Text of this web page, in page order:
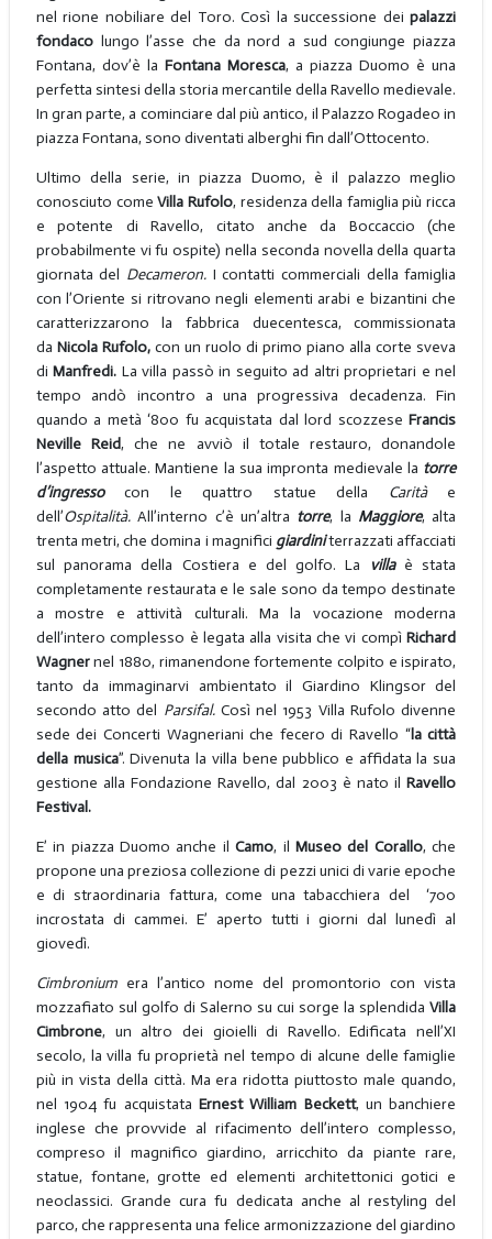
nel rione nobiliare del Toro. Così la successione deipalazzi
fondacolungo l’asse che da nord a sud congiunge piazza
Fontana, dov’è la Fontana Moresca, a piazza Duomo è una
perfetta sintesi della storia mercantile della Ravello medievale.
In gran parte, a cominciare dal più antico, il Palazzo Rogadeo in
piazza Fontana, sono diventati alberghi fin dall’Ottocento.
Ultimo della serie, in piazza Duomo, è il palazzo meglio
conosciuto comeVilla Rufolo, residenza della famiglia più ricca
e potente di Ravello, citato anche da Boccaccio (che
probabilmente vi fu ospite) nella seconda novella della quarta
giornata del Decameron. I contatti commerciali della famiglia
con l’Oriente si ritrovano negli elementi arabi e bizantini che
caratterizzarono la fabbrica duecentesca, commissionata
da Nicola Rufolo,con un ruolo di primo piano alla corte sveva
diManfredi. La villa passò in seguito ad altri proprietari e nel
tempo andò incontro a una progressiva decadenza. Fin
quando a metà ‘800 fu acquistata dal lord scozzeseFrancis
Neville Reid, che ne avviò il totale restauro, donandole
l’aspetto attuale. Mantiene la sua impronta medievale la torre
d’ingressocon le quattro statue della Caritàe
dell’Ospitalità.All’interno c’è un’altra torre, la Maggiore, alta
trenta metri, che domina i magnifici giardiniterrazzati affacciati
sul panorama della Costiera e del golfo. La
villaè stata
completamente restaurata e le sale sono da tempo destinate
a mostre e attività culturali. Ma la vocazione moderna
dell’intero complesso è legata alla visita che vi compìRichard
Wagnernel 1880, rimanendone fortemente colpito e ispirato,
tanto da immaginarvi ambientato il Giardino Klingsor del
secondo atto del Parsifal.Così nel 1953 Villa Rufolo divenne
sede dei Concerti Wagneriani che fecero di Ravello “la città
della musica”. Divenuta la villa bene pubblico e affidata la sua
gestione alla Fondazione Ravello, dal 2003 è nato ilRavello
Festival.
E’ in piazza Duomo anche ilCamo, il Museo del Corallo, che
propone una preziosa collezione di pezzi unici di varie epoche
e di straordinaria fattura, come una tabacchiera del ‘700
incrostata di cammei. E’ aperto tutti i giorni dal lunedì al
giovedì.
Cimbroniumera l’antico nome del promontorio con vista
mozzafiato sul golfo di Salerno su cui sorge la splendidaVilla
Cimbrone, un altro dei gioielli di Ravello. Edificata nell’XI
secolo, la villa fu proprietà nel tempo di alcune delle famiglie
più in vista della città. Ma era ridotta piuttosto male quando,
nel 1904 fu acquistata Ernest William Beckett, un banchiere
inglese che provvide al rifacimento dell’intero complesso,
compreso il magnifico giardino, arricchito da piante rare,
statue, fontane, grotte ed elementi architettonici gotici e
neoclassici. Grande cura fu dedicata anche al restyling del
parco, che rappresenta una felice armonizzazione del giardino